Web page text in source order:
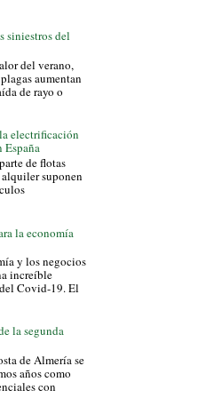
siniestros del
del verano,
aumentan
de rayo o
electrificación
España
de flotas
alquiler suponen
la economía
y los negocios
increíble
Covid-19. El
la segunda
de Almería se
años como
con